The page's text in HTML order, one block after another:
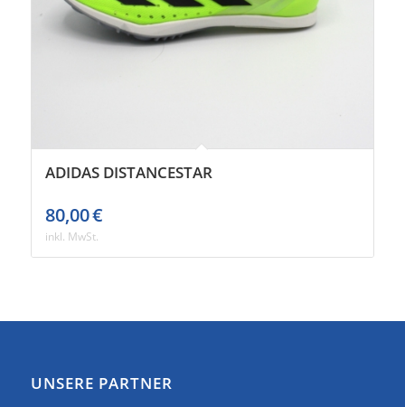
ADIDAS DISTANCESTAR
80,00€
inkl. MwSt.
UNSERE PARTNER